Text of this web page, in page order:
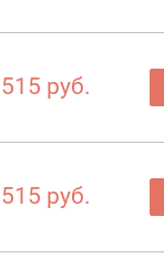
515 руб.
515 руб.